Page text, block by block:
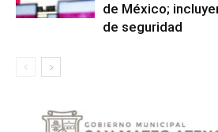
de México;
de seguridad